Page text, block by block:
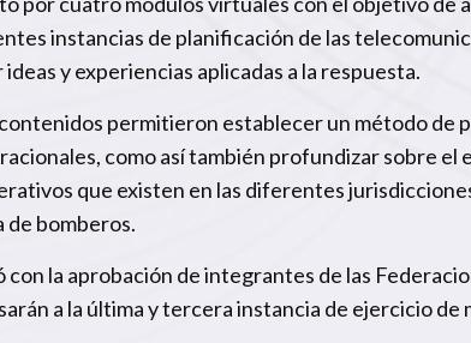
instancias de planificación de las
y experiencias aplicadas a la respuesta.
permitieron establecer un método de
como así también profundizar sobre el
que existen en las diferentes
de bomberos.
la aprobación de integrantes de las
a la última y tercera instancia de ejercicio de